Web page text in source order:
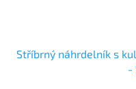
Stříbrný náhrdelník s
-